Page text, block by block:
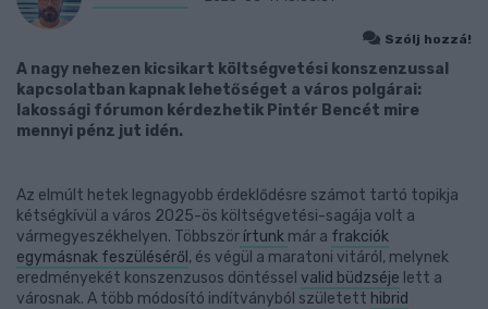
Szólj hozzá!
A nagy nehezen kicsikart költségvetési konszenzussal
kapcsolatban kapnak lehetőséget a város polgárai:
lakossági fórumon kérdezhetik Pintér Bencét mire
mennyi pénz jut idén.
Az elmúlt hetek legnagyobb érdeklődésre számot tartó topikja
kétségkívül a város 2025-ös költségvetési-sagája volt a
vármegyeszékhelyen. Többször írtunk már a frakciók
egymásnak feszüléséről , és végül a maratoni vitáról, melynek
eredményekét konszenzusos döntéssel valid büdzséje lett a
városnak. A több módosító indítványból született hibrid